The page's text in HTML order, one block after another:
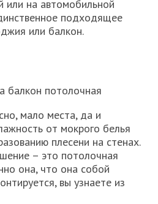
или на автомобильной
подходящее
или балкон.
балкон потолочная
мало места, да и
от мокрого белья
плесени на стенах.
– это потолочная
она, что она собой
вы узнаете из